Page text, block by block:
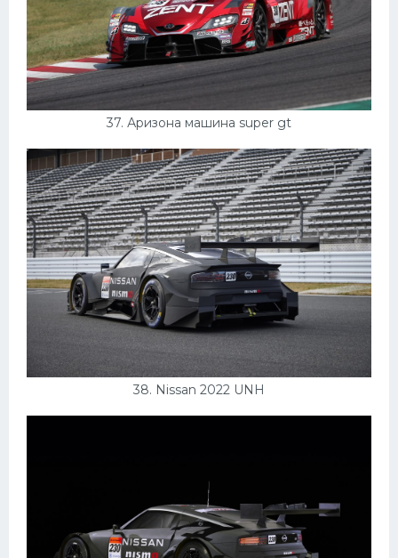
37. Аризона машина super gt
38. Nissan 2022 UNH